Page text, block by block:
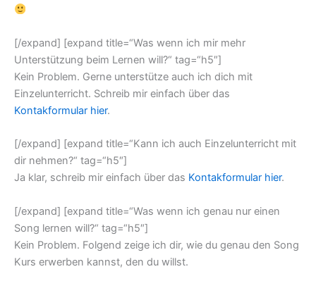
[/expand] [expand title=“Was wenn ich mir mehr
Unterstützung beim Lernen will?“ tag=“h5″]
Kein Problem. Gerne unterstütze auch ich dich mit
Einzelunterricht. Schreib mir einfach über das
Kontakformular hier.
[/expand] [expand title=“Kann ich auch Einzelunterricht mit
dir nehmen?“ tag=“h5″]
Ja klar, schreib mir einfach über das Kontakformular hier.
[/expand] [expand title=“Was wenn ich genau nur einen
Song lernen will?“ tag=“h5″]
Kein Problem. Folgend zeige ich dir, wie du genau den Song
Kurs erwerben kannst, den du willst.